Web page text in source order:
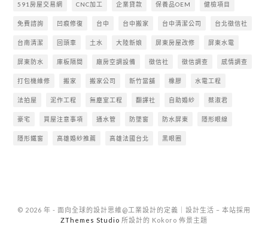
591房屋交易網 CNC加工 企業貸款 保養品OEM 健檢項目
免費諮詢 凹痕修復 台中 台中搬家 台中清潔公司 台北徵信社
台南清潔 回頭車 土水 大陸新娘 屏東房屋改修 屏東水電
屏東防水 庫板隔間 廠房空調設備 徵信社 徵信調查 感情調查
打包機維修 搬家 搬家公司 新竹當舖 橡膠 水電工程
法拍屋 泥作工程 無塵室工程 翻譯社 自助婚紗 蔡淑君
豪宅 買屋注意事項 通水管 防墜窗 防水屏東 隱形眼線
隱形鐵窗 高雄婚紗推薦 高雄法國台北 黑眼圈
© 2026 年 - 面向全球的設計思維@工業設計的定義｜設計生活 – 本站採用
ZThemes Studio 所設計的 Kokoro 佈景主題